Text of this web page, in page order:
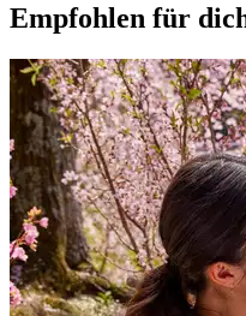
Empfohlen für